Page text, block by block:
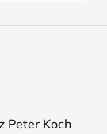
Peter Koch